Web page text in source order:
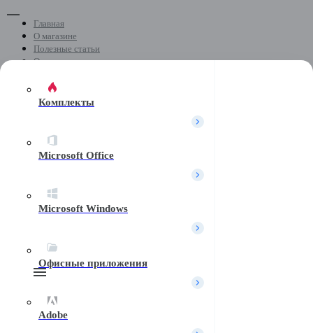
Главная
О магазине
Полезные статьи
Отзывы
Контакты
Telegram
Комплекты
Microsoft Office
Microsoft Windows
Офисные приложения
Adobe
Вход / Регистрация